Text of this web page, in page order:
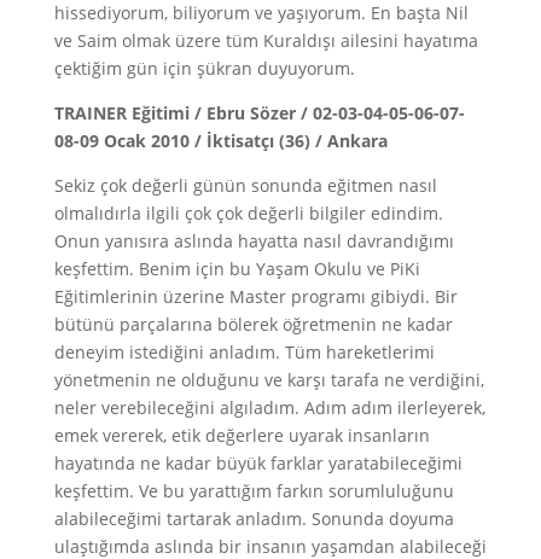
hissediyorum, biliyorum ve yaşıyorum. En başta Nil
ve Saim olmak üzere tüm Kuraldışı ailesini hayatıma
çektiğim gün için şükran duyuyorum.
TRAINER Eğitimi / Ebru Sözer / 02-03-04-05-06-07-
08-09 Ocak 2010 / İktisatçı (36) / Ankara
Sekiz çok değerli günün sonunda eğitmen nasıl
olmalıdırla ilgili çok çok değerli bilgiler edindim.
Onun yanısıra aslında hayatta nasıl davrandığımı
keşfettim. Benim için bu Yaşam Okulu ve PiKi
Eğitimlerinin üzerine Master programı gibiydi. Bir
bütünü parçalarına bölerek öğretmenin ne kadar
deneyim istediğini anladım. Tüm hareketlerimi
yönetmenin ne olduğunu ve karşı tarafa ne verdiğini,
neler verebileceğini algıladım. Adım adım ilerleyerek,
emek vererek, etik değerlere uyarak insanların
hayatında ne kadar büyük farklar yaratabileceğimi
keşfettim. Ve bu yarattığım farkın sorumluluğunu
alabileceğimi tartarak anladım. Sonunda doyuma
ulaştığımda aslında bir insanın yaşamdan alabileceği